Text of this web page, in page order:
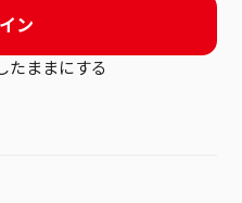
ン
たままにする